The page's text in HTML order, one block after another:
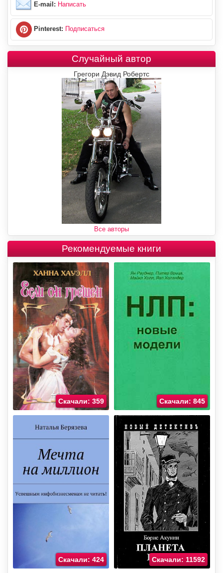
E-mail: Написать
Pinterest: Подписаться
Случайный автор
Грегори Дэвид Робертс
Все авторы
Рекомендуемые книги
Скачали: 359 Скачали: 845
Скачали: 424 Скачали: 11592